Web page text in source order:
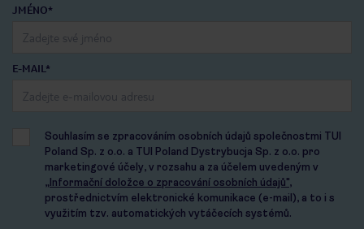
JMÉNO*
E-MAIL*
Souhlasím se zpracováním osobních údajů společnostmi TUI
Poland Sp. z o.o. a TUI Poland Dystrybucja Sp. z o.o. pro
marketingové účely, v rozsahu a za účelem uvedeným v
„Informační doložce o zpracování osobních údajů",
prostřednictvím elektronické komunikace (e-mail), a to i s
využitím tzv. automatických vytáčecích systémů.